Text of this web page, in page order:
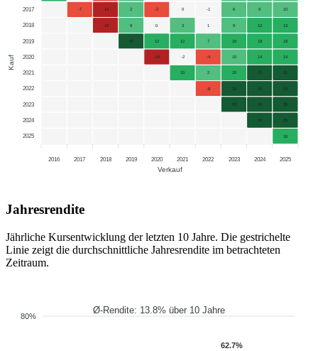
2017
2018
2019
2020
2021
2022
2023
2024
2025
Kauf
-7 -14 2 -2 0 -1 6 9 10
-19 9 0 3 1 9 12 13
47 12 12 7 16 18 18
-14 -2 -4 10 14 14
15 2 20 22 21
-8 23 25 23
63 45 35
33 25
18
2016 2017 2018 2019 2020 2021 2022 2023 2024 2025
Verkauf
Jahresrendite
Jährliche Kursentwicklung der letzten 10 Jahre. Die gestrichelte
Linie zeigt die durchschnittliche Jahresrendite im betrachteten
Zeitraum.
Ø-Rendite: 13.8% über 10 Jahre
80%
62.7%